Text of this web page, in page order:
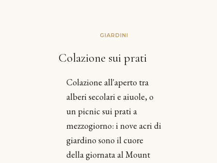
GIARDINI
Colazione sui prati
Colazione all'aperto tra
alberi secolari e aiuole, o
un picnic sui prati a
mezzogiorno: i nove acri di
giardino sono il cuore
della giornata al Mount